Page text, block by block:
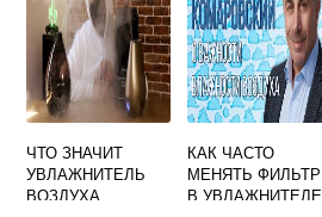
ЧТО ЗНАЧИТ
УВЛАЖНИТЕЛЬ
ВОЗДУХА
КАК ЧАСТО
МЕНЯТЬ ФИЛЬТР
В УВЛАЖНИТЕЛЕ